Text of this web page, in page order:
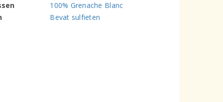
100% Grenache Blanc
Bevat sulfieten